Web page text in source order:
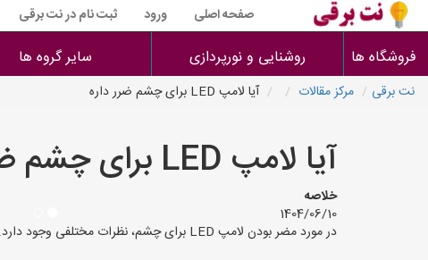
صفحه اصلی ورود ثبت نام در نت برقی
فروشگاه ها روشنایی و نورپردازی سایر گروه ها
نت برقی مرکز مقالات آیا لامپ LED برای چشم ضرر داره
آیا لامپ LED برای چشم ضرر داره
خلاصه
1404/06/10
در مورد مضر بودن لامپ LED برای چشم، نظرات مختلفی وجود دارد. به طور کلی، لامپ‌های LED مدرن اگر به درستی استفاده شوند، برای چشم مضر نیستند، اما برخی جنبه‌ها وجود دارد که باید در